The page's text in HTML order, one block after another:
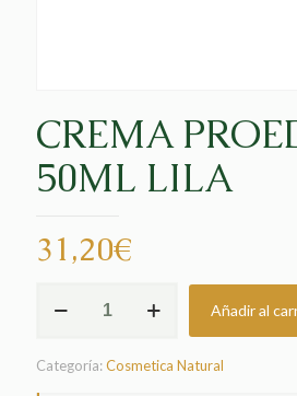
CREMA
50ML LILA
31,20€
PROEDAD
cantidad
Añadir al
Categoría:Cosmetica Natural